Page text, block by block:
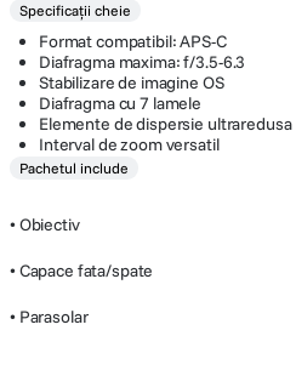
Specificații cheie
Format compatibil: APS-C
Diafragma maxima: f/3.5-6.3
Stabilizare de imagine OS
Diafragma cu 7 lamele
Elemente de dispersie ultraredusa
Interval de zoom versatil
Pachetul include
• Obiectiv
• Capace fata/spate
• Parasolar